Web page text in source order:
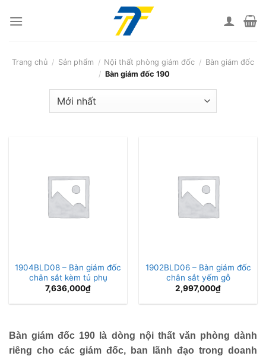
Trang chủ / Sản phẩm / Nội thất phòng giám đốc / Bàn giám đốc
/ Bàn giám đốc 190
1904BLD08 – Bàn giám đốc
chân sắt kèm tủ phụ
7,636,000₫
1902BLD06 – Bàn giám đốc
chân sắt yếm gỗ
2,997,000₫
Bàn giám đốc 190 là dòng nội thất văn phòng dành
riêng cho các giám đốc, ban lãnh đạo trong doanh